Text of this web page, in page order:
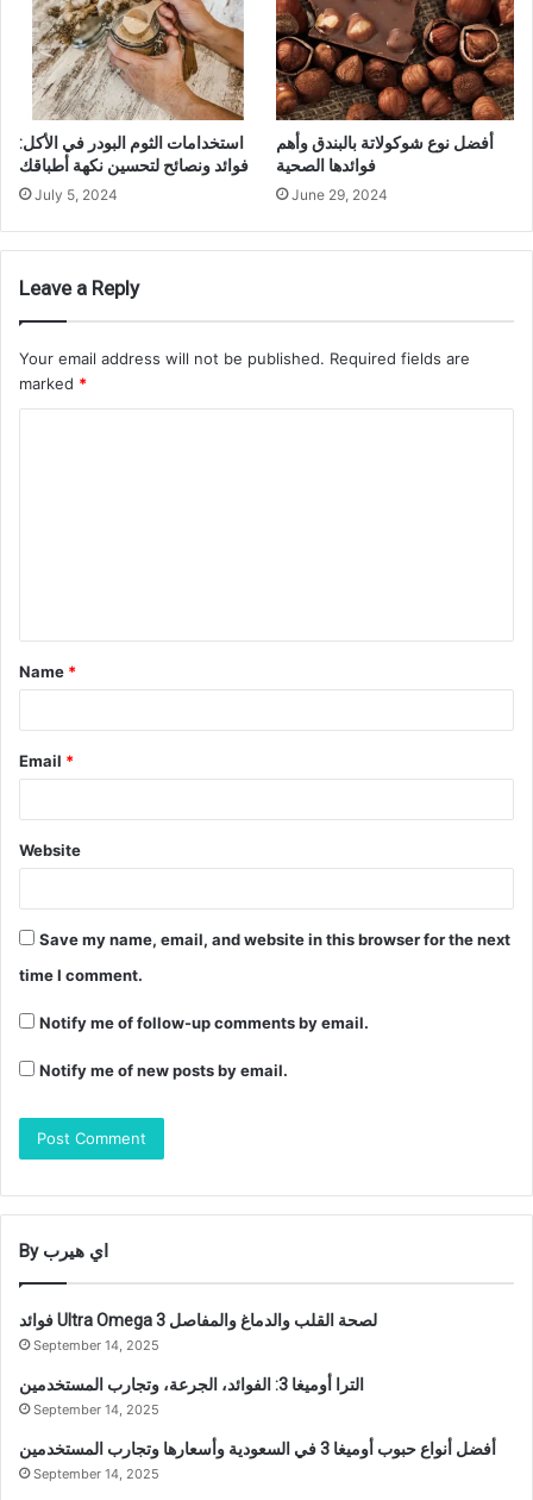
استخدامات الثوم البودر في الأكل:
فوائد ونصائح لتحسين نكهة أطباقك
July 5, 2024
أفضل نوع شوكولاتة بالبندق وأهم
فوائدها الصحية
June 29, 2024
Leave a Reply
Your email address will not be published. Required fields are
marked *
t
*
Name *
Email *
Website
Save my name, email, and website in this browser for the next
time I comment.
Notify me of follow-up comments by email.
Notify me of new posts by email.
By اي هيرب
فوائد Ultra Omega 3 لصحة القلب والدماغ والمفاصل
September 14, 2025
الترا أوميغا 3: الفوائد، الجرعة، وتجارب المستخدمين
September 14, 2025
أفضل أنواع حبوب أوميغا 3 في السعودية وأسعارها وتجارب المستخدمين
September 14, 2025